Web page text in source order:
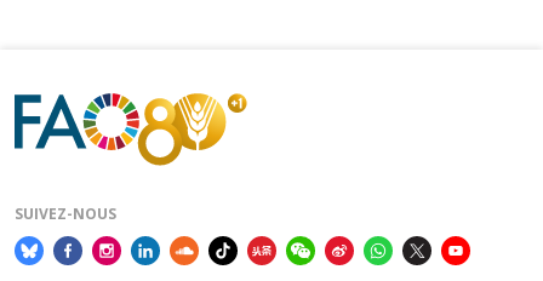
SUIVEZ-NOUS